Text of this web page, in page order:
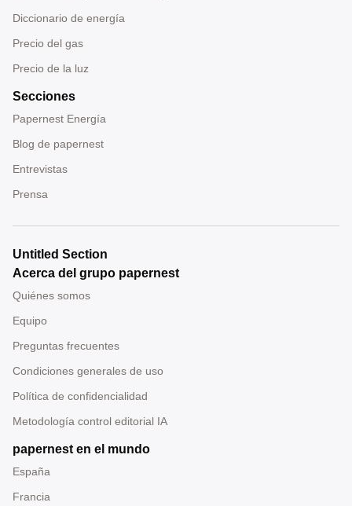
Diccionario de energía
Precio del gas
Precio de la luz
Secciones
Papernest Energía
Blog de papernest
Entrevistas
Prensa
Untitled Section
Acerca del grupo papernest
Quiénes somos
Equipo
Preguntas frecuentes
Condiciones generales de uso
Política de confidencialidad
Metodología control editorial IA
papernest en el mundo
España
Francia